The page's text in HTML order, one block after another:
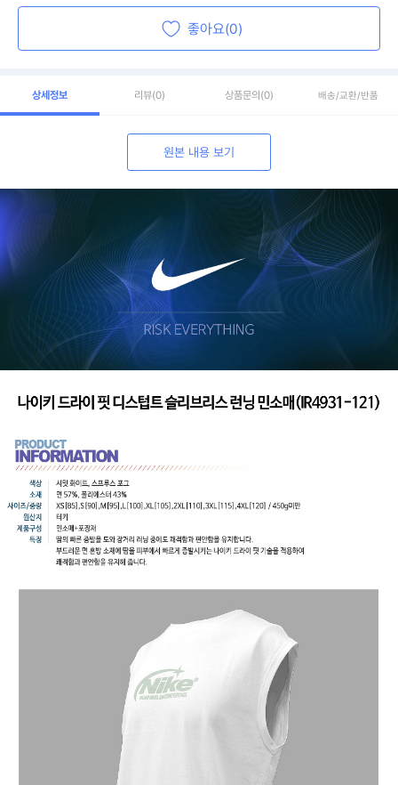
좋아요(0)
상세정보 리뷰(0) 상품문의 (0) 배송/교환/반품
원본 내용 보기